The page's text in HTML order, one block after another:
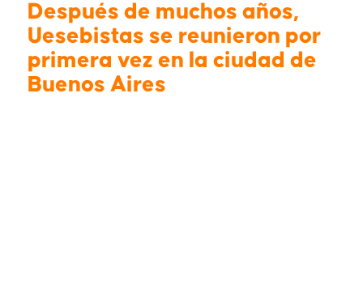
Después de muchos años,
Uesebistas se reunieron por
primera vez en la ciudad de
Buenos Aires